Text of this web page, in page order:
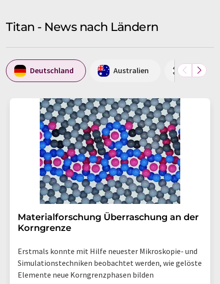
Titan - News nach Ländern
Deutschland Australien Korea,
Materialforschung Überraschung an der
Korngrenze
Erstmals konnte mit Hilfe neuester Mikroskopie- und
Simulationstechniken beobachtet werden, wie gelöste
Elemente neue Korngrenzphasen bilden